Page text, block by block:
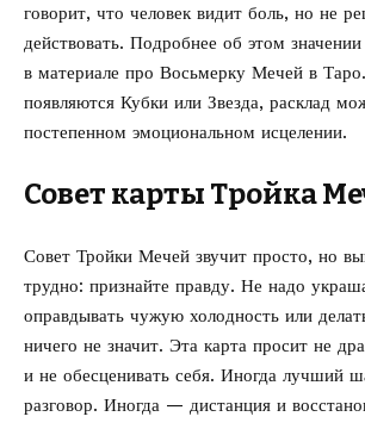
говорит, что человек видит боль, но не
действовать. Подробнее об этом
в материале про Восьмерку Мечей в Таро
появляются Кубки или Звезда, расклад
постепенном эмоциональном исцелении.
Совет карты Тройка
Совет Тройки Мечей звучит просто, но
трудно: признайте правду. Не надо
оправдывать чужую холодность или
ничего не значит. Эта карта просит не
и не обесценивать себя. Иногда лучший
разговор. Иногда — дистанция и